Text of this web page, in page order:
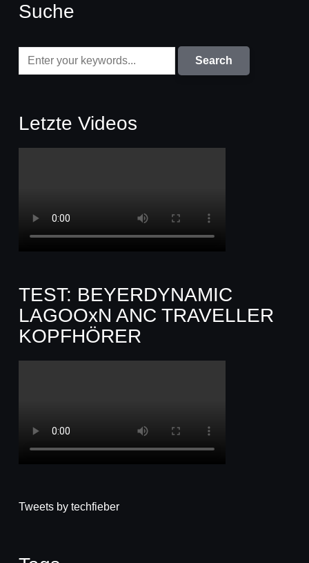
Suche
Letzte Videos
TEST: BEYERDYNAMIC
LAGOOxN ANC TRAVELLER
KOPFHÖRER
Tweets by techfieber